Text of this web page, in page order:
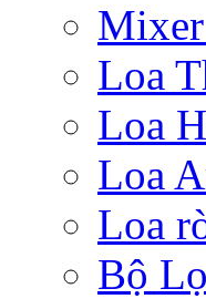
Loa
Loa
Loa
Loa
Bộ